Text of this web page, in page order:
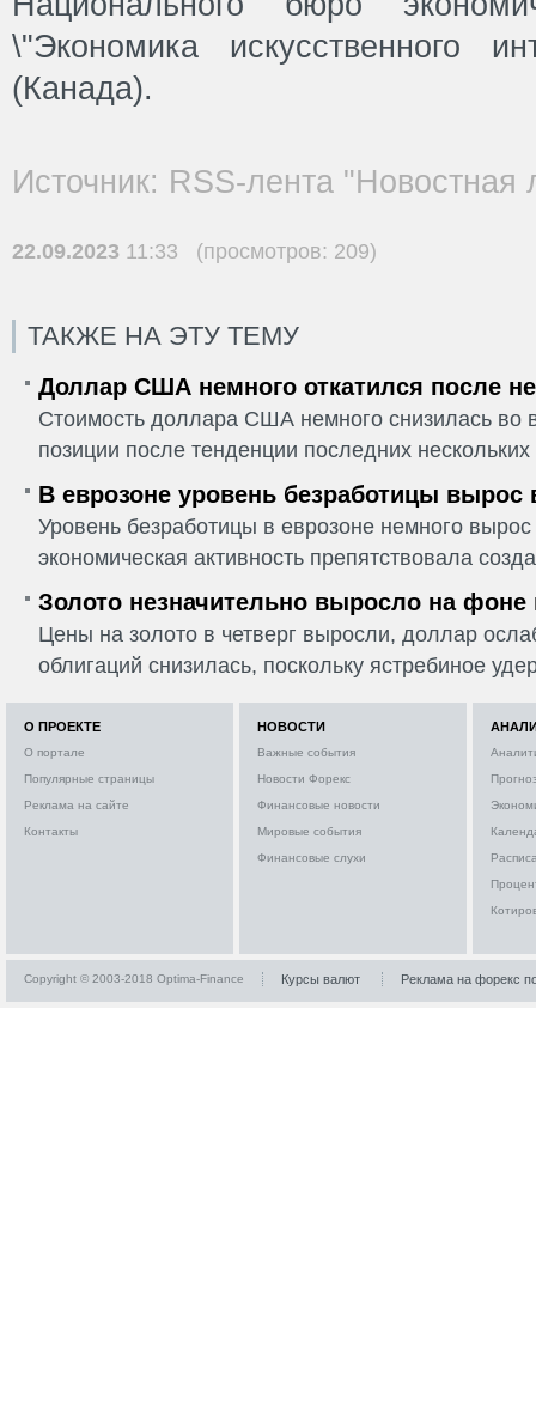
\"Экономика искусственного
(Канада).
Источник: RSS-лента "Новостная
22.09.2023 11:33 (просмотров: 209)
ТАКЖЕ НА ЭТУ ТЕМУ
Доллар США немного откатился после
Стоимость доллара США немного снизилась во
позиции после тенденции последних
В еврозоне уровень безработицы вырос
Уровень безработицы в еврозоне немного
экономическая активность препятствовала
Золото незначительно выросло на фоне
Цены на золото в четверг выросли, доллар
облигаций снизилась, поскольку ястребиное
О ПРОЕКТЕ
О портале
Популярные страницы
Реклама на сайте
Контакты
НОВОСТИ
Важные события
Новости Форекс
Финансовые новости
Мировые события
Финансовые слухи
Copyright © 2003-2018 Optima-Finance Курсы валют Реклама на форекс